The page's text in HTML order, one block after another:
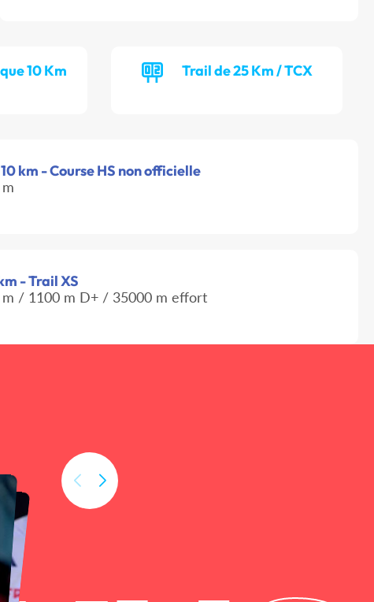
10 Km
Trail de 25 Km / TCX
km - Course HS non officielle
- Trail XS
/ 1100 m D+ / 35000 m effort